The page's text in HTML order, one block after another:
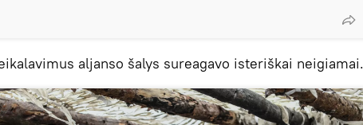
aljanso šalys sureagavo isteriškai neigiamai.